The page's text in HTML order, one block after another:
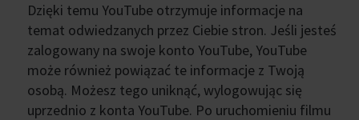
Dzięki temu YouTube otrzymuje informacje na
temat odwiedzanych przez Ciebie stron. Jeśli jesteś
zalogowany na swoje konto YouTube, YouTube
może również powiązać te informacje z Twoją
osobą. Możesz tego uniknąć, wylogowując się
uprzednio z konta YouTube. Po uruchomieniu filmu